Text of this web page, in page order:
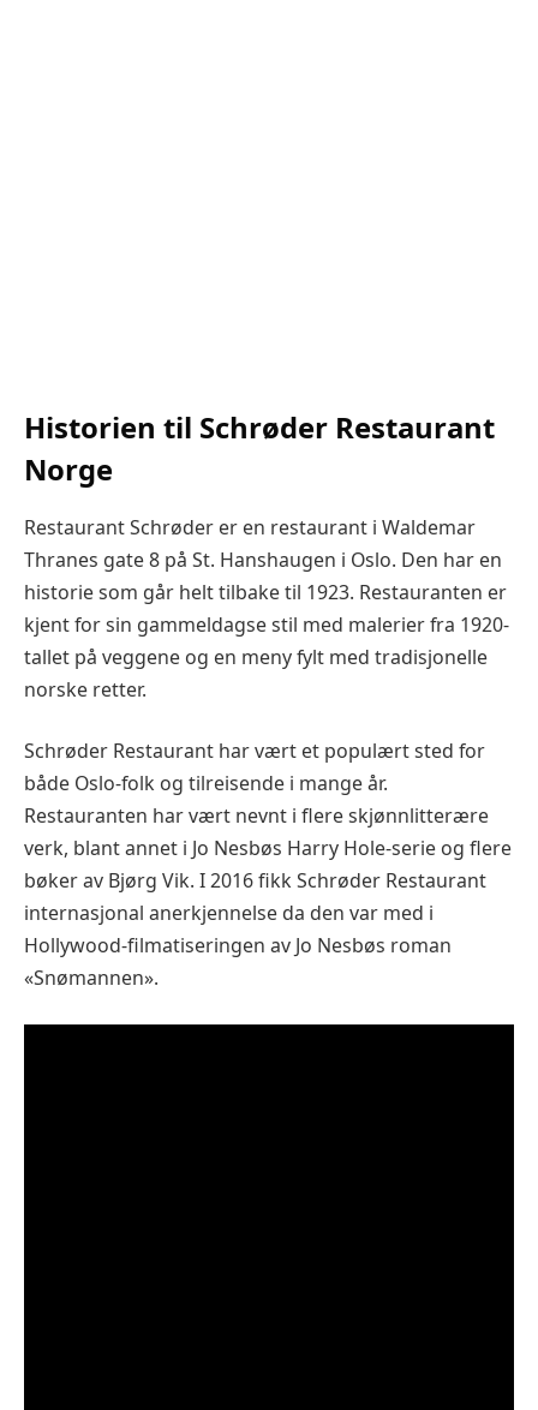
Historien til Schrøder Restaurant
Norge
Restaurant Schrøder er en restaurant i Waldemar
Thranes gate 8 på St. Hanshaugen i Oslo. Den har en
historie som går helt tilbake til 1923. Restauranten er
kjent for sin gammeldagse stil med malerier fra 1920-
tallet på veggene og en meny fylt med tradisjonelle
norske retter.
Schrøder Restaurant har vært et populært sted for
både Oslo-folk og tilreisende i mange år.
Restauranten har vært nevnt i flere skjønnlitterære
verk, blant annet i Jo Nesbøs Harry Hole-serie og flere
bøker av Bjørg Vik. I 2016 fikk Schrøder Restaurant
internasjonal anerkjennelse da den var med i
Hollywood-filmatiseringen av Jo Nesbøs roman
«Snømannen».